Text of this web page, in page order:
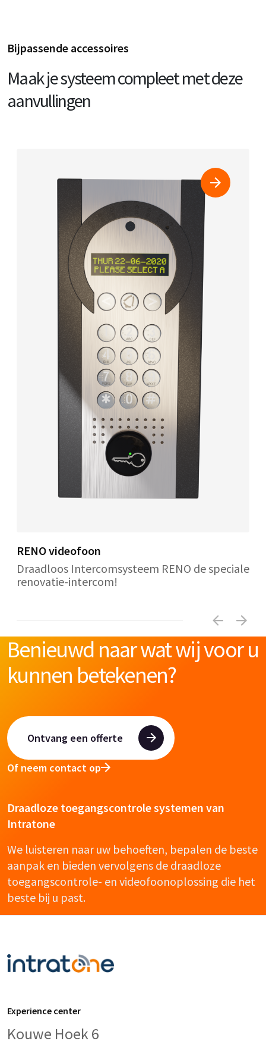
Bijpassende accessoires
Maak je systeem compleet met deze
aanvullingen
RENO videofoon
Draadloos Intercomsysteem RENO de speciale
renovatie-intercom!
Benieuwd naar wat wij voor u
kunnen betekenen?
Ontvang een offerte
Of neem contact op
Draadloze toegangscontrole systemen van
Intratone
We luisteren naar uw behoeften, bepalen de beste
aanpak en bieden vervolgens de draadloze
toegangscontrole- en videofoonoplossing die het
beste bij u past.
Experience center
Kouwe Hoek 6